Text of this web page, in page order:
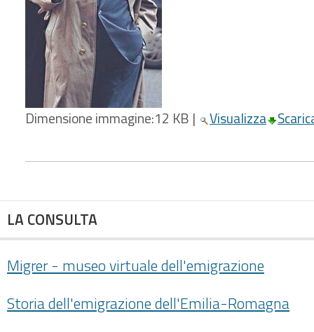
Dimensione immagine:12 KB | Visualizza
LA CONSULTA
Migrer - museo virtuale dell'emigrazione
Storia dell'emigrazione dell'Emilia-Romagna